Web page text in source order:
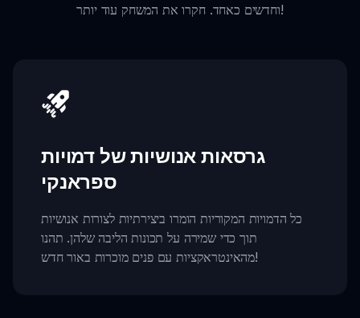
וחדשים כאחד. חקרו את המשחק עוד יותר!
גרסאות אנושיות של דמויות
ספראנקי
כל הדמויות המקוריות הומרו ביצירתיות לצורות אנושיות
תוך כדי שמירה על תכונות הליבה שלהן. תהנו
מהאינטראקציות עם פנים מוכרות באור חדש!